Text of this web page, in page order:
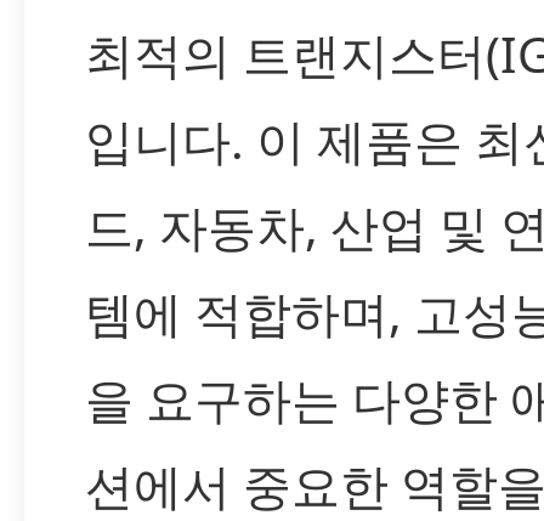
최적의 트랜지스터
입니다. 이 제품은 최
드, 자동차, 산업 및
템에 적합하며, 고성
을 요구하는 다양한
션에서 중요한 역할